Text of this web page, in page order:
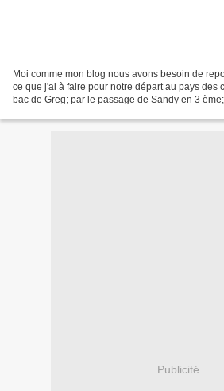
Moi comme mon blog nous avons besoin de
ce que j'ai à faire pour notre départ au pays des
bac de Greg; par le passage de Sandy en 3
Publicité